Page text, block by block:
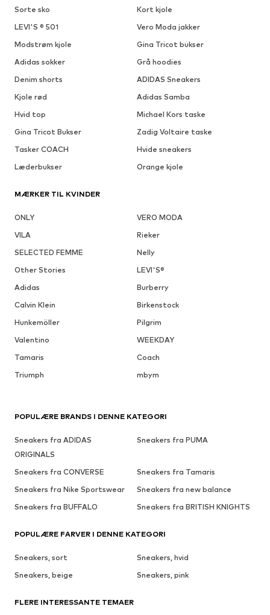
Sorte sko
Kort kjole
LEVI'S ® 501
Vero Moda jakker
Modstrøm kjole
Gina Tricot bukser
Adidas sokker
Grå hoodies
Denim shorts
ADIDAS Sneakers
Kjole rød
Adidas Samba
Hvid top
Michael Kors taske
Gina Tricot Bukser
Zadig Voltaire taske
Tasker COACH
Hvide sneakers
Læderbukser
Orange kjole
MÆRKER TIL KVINDER
ONLY
VERO MODA
VILA
Rieker
SELECTED FEMME
Nelly
Other Stories
LEVI'S®
Adidas
Burberry
Calvin Klein
Birkenstock
Hunkemöller
Pilgrim
Valentino
WEEKDAY
Tamaris
Coach
Triumph
mbym
POPULÆRE BRANDS I DENNE KATEGORI
Sneakers fra ADIDAS
ORIGINALS
Sneakers fra PUMA
Sneakers fra CONVERSE
Sneakers fra Tamaris
Sneakers fra Nike Sportswear
Sneakers fra new balance
Sneakers fra BUFFALO
Sneakers fra BRITISH KNIGHTS
POPULÆRE FARVER I DENNE KATEGORI
Sneakers, sort
Sneakers, hvid
Sneakers, beige
Sneakers, pink
FLERE INTERESSANTE TEMAER